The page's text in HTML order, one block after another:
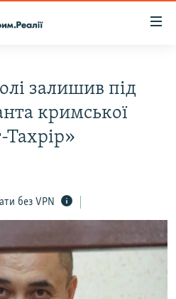
залишив під
кримської
Тахрір»
без VPN